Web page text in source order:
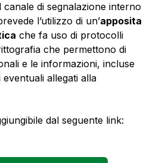
canale di segnalazione interno
l’utilizzo di un’apposita
che fa uso di protocolli
che permettono di
e le informazioni, incluse
allegati alla
dal seguente link: